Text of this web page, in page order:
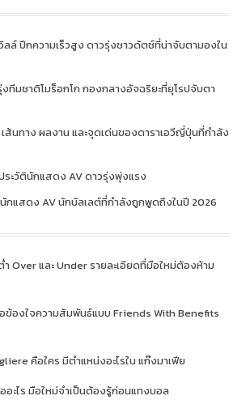
ลล์ ปีกความเร็วสูง ดาวรุ่งชาวดัตช์ที่น่าจับตามองใน
ทีมชาติโมร็อกโก กองกลางอัจฉริยะที่ยุโรปจับตา
เส้นทาง ผลงาน และจุดเด่นของดาราเอวีญี่ปุ่นที่กำลัง
ประวัตินักแสดง AV ดาวรุ่งพุ่งแรง
นักแสดง AV นักบัลเลต์ที่กำลังถูกพูดถึงในปี 2026
Over และ Under รายละเอียดที่มือใหม่ต้องห้าม
อข้องใจความสัมพันธ์แบบ Friends With Benefits
คือใคร มีตำแหน่งอะไรใน แก๊งมาเฟีย
อะไร มือใหม่จำเป็นต้องรู้ก่อนแทงบอล